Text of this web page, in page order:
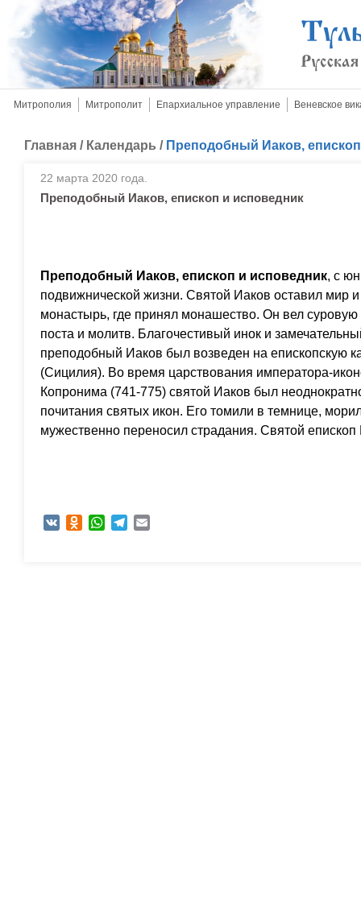
Митрополия Митрополит Епархиальное управление Веневское
Главная / Календарь / Преподобный Иаков,
22 марта 2020 года.
Преподобный Иаков, епископ и исповедник
Преподобный Иаков, епископ и исповедник, с
подвижнической жизни. Святой Иаков оставил мир
монастырь, где принял монашество. Он вел
поста и молитв. Благочестивый инок и
преподобный Иаков был возведен на епископскую
(Сицилия). Во время царствования императора-
Копронима (741-775) святой Иаков был
почитания святых икон. Его томили в темнице,
мужественно переносил страдания. Святой епископ
VK Odnoklassniki
WhatsAppTelegram